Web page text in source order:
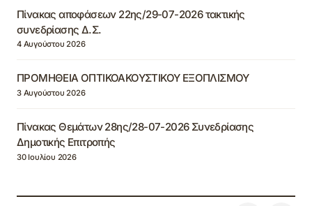
Πίνακας αποφάσεων 22ης/29-07-2026 τακτικής
συνεδρίασης Δ.Σ.
4 Αυγούστου 2026
ΠΡΟΜΗΘΕΙΑ ΟΠΤΙΚΟΑΚΟΥΣΤΙΚΟΥ ΕΞΟΠΛΙΣΜΟΥ
3 Αυγούστου 2026
Πίνακας Θεμάτων 28ης/28-07-2026 Συνεδρίασης
Δημοτικής Επιτροπής
30 Ιουλίου 2026